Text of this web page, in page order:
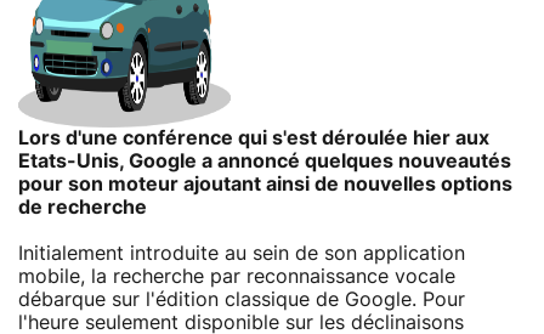
Lors d'une conférence qui s'est déroulée hier aux
Etats-Unis, Google a annoncé quelques nouveautés
pour son moteur ajoutant ainsi de nouvelles options
de recherche
Initialement introduite au sein de son application
mobile, la recherche par reconnaissance vocale
débarque sur l'édition classique de Google. Pour
l'heure seulement disponible sur les déclinaisons